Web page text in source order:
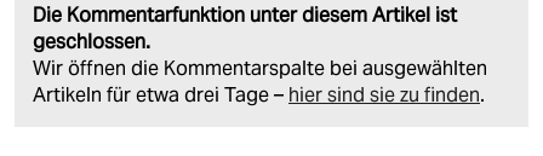
Die Kommentarfunktion unter diesem Artikel ist
geschlossen.
Wir öffnen die Kommentarspalte bei ausgewählten
Artikeln für etwa drei Tage – hier sind sie zu finden.